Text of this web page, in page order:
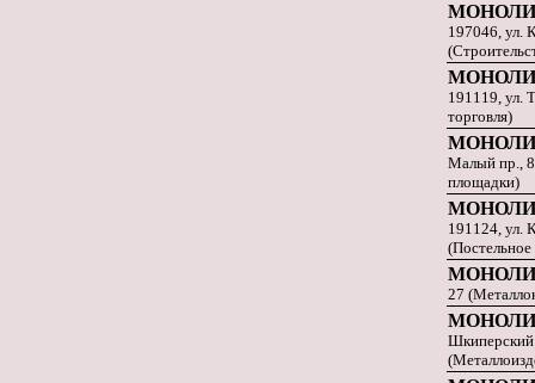
197046, ул.
191119, ул.
торговля)
Малый пр.,
площадки)
191124, ул.
27
Шкиперский